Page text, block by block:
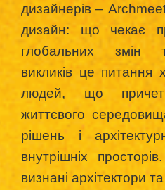
дизайнерів –
дизайн: що чекає
глобальних змін
викликів це питання
людей, що
життєвого
рішень і
внутрішніх
визнані архітектори